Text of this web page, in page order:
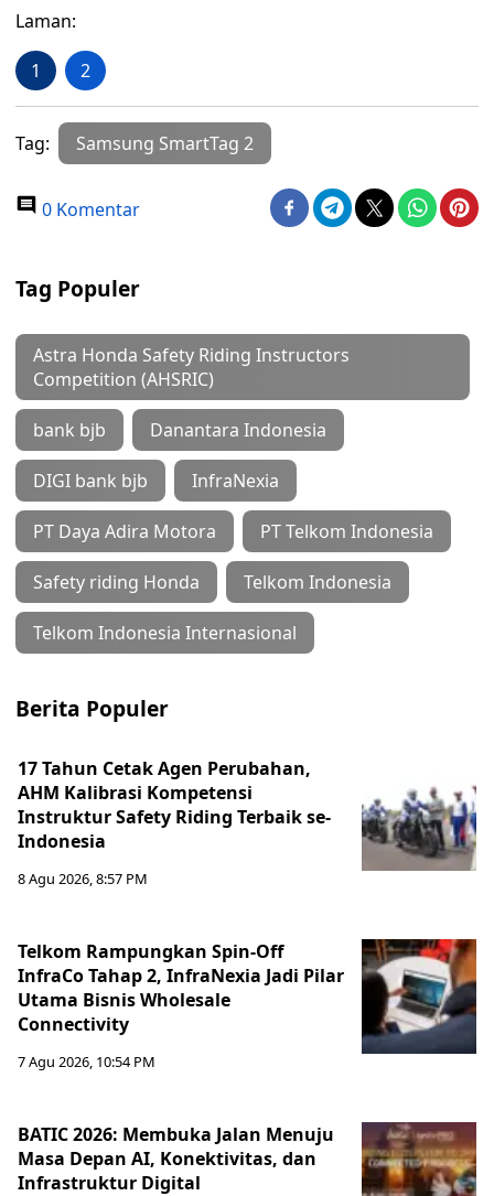
Laman:
1 2
Tag: Samsung SmartTag 2
0 Komentar
Tag Populer
Astra Honda Safety Riding Instructors
Competition (AHSRIC)
bank bjb Danantara Indonesia
DIGI bank bjb InfraNexia
PT Daya Adira Motora PT Telkom Indonesia
Safety riding Honda Telkom Indonesia
Telkom Indonesia Internasional
Berita Populer
17 Tahun Cetak Agen Perubahan,
AHM Kalibrasi Kompetensi
Instruktur Safety Riding Terbaik se-
Indonesia
8 Agu 2026, 8:57 PM
Telkom Rampungkan Spin-Off
InfraCo Tahap 2, InfraNexia Jadi Pilar
Utama Bisnis Wholesale
Connectivity
7 Agu 2026, 10:54 PM
BATIC 2026: Membuka Jalan Menuju
Masa Depan AI, Konektivitas, dan
Infrastruktur Digital